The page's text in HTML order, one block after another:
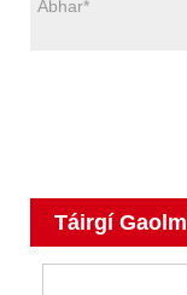
Táirgí